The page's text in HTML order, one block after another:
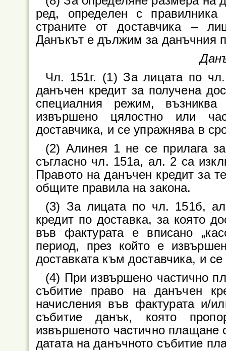
ред, определен с
страните от доставчика –
Данъкът е дължим за данъчния
Чл. 151г. (1) За лицата по
данъчен кредит за получена
специалния режим,
извършено цялостно или
доставчика, и се упражнява в
(2) Алинея 1 не се прилага
съгласно чл. 151а, ал. 2 са
Правото на данъчен кредит за
общите правила на закона.
(3) За лицата по чл. 151б,
кредит по доставка, за която
във фактурата е вписано
период, през който е
доставката към доставчика, и
(4) При извършено частично
събитие право на данъчен
начисления във фактурата и/
събитие данък, която
извършеното частично
датата на данъчното събитие